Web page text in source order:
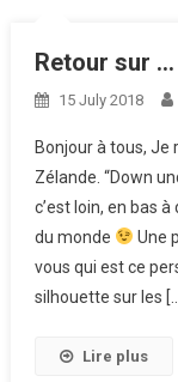
Retour sur
15 July 2018
Bonjour à tous, Je
Zélande. “Down
c’est loin, en bas
du monde
Une
vous qui est ce
silhouette sur les […]
Lire plus